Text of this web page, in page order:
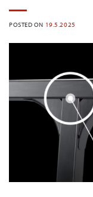
POSTED ON 19.5.2025